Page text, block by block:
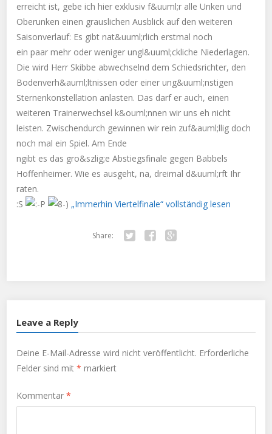
erreicht ist, gebe ich hier exklusiv f&uuml;r alle Unken und
Oberunken einen grauslichen Ausblick auf den weiteren
Saisonverlauf: Es gibt nat&uuml;rlich erstmal noch
ein paar mehr oder weniger ungl&uuml;ckliche Niederlagen.
Die wird Herr Skibbe abwechselnd dem Schiedsrichter, den
Bodenverh&auml;ltnissen oder einer ung&uuml;nstigen
Sternenkonstellation anlasten. Das darf er auch, einen
weiteren Trainerwechsel k&ouml;nnen wir uns eh nicht
leisten. Zwischendurch gewinnen wir rein zuf&auml;llig doch
noch mal ein Spiel. Am Ende
ngibt es das gro&szlig;e Abstiegsfinale gegen Babbels
Hoffenheimer. Wie es ausgeht, na, dreimal d&uuml;rft Ihr
raten.
:S
„Immerhin Viertelfinale“ vollständig lesen
Share:
Leave a Reply
Deine E-Mail-Adresse wird nicht veröffentlicht. Erforderliche
Felder sind mit* markiert
Kommentar*